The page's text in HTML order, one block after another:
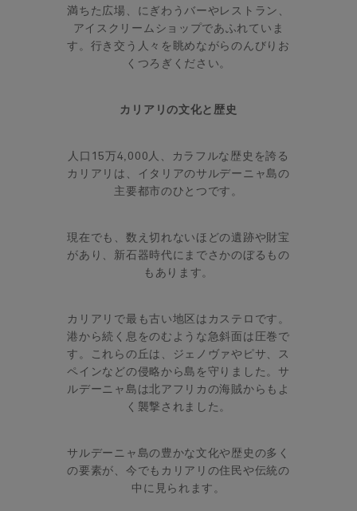
満ちた広場、にぎわうバーやレストラン、
アイスクリームショップであふれていま
す。行き交う人々を眺めながらのんびりお
くつろぎください。
カリアリの文化と歴史
人口15万4,000人、カラフルな歴史を誇る
カリアリは、イタリアのサルデーニャ島の
主要都市のひとつです。
現在でも、数え切れないほどの遺跡や財宝
があり、新石器時代にまでさかのぼるもの
もあります。
カリアリで最も古い地区はカステロです。
港から続く息をのむような急斜面は圧巻で
す。これらの丘は、ジェノヴァやピサ、ス
ペインなどの侵略から島を守りました。サ
ルデーニャ島は北アフリカの海賊からもよ
く襲撃されました。
サルデーニャ島の豊かな文化や歴史の多く
の要素が、今でもカリアリの住民や伝統の
中に見られます。